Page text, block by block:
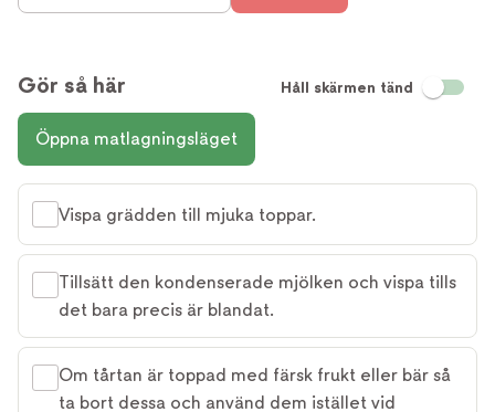
Gör så här Håll skärmen tänd
Öppna matlagningsläget
Vispa grädden till mjuka toppar.
Tillsätt den kondenserade mjölken och vispa tills
det bara precis är blandat.
Om tårtan är toppad med färsk frukt eller bär så
ta bort dessa och använd dem istället vid